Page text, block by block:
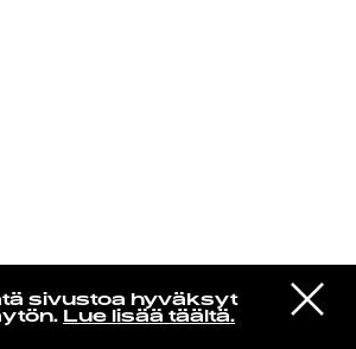
sivustoa hyväksyt
Lue lisää täältä.
VIESTI
STUDIOON